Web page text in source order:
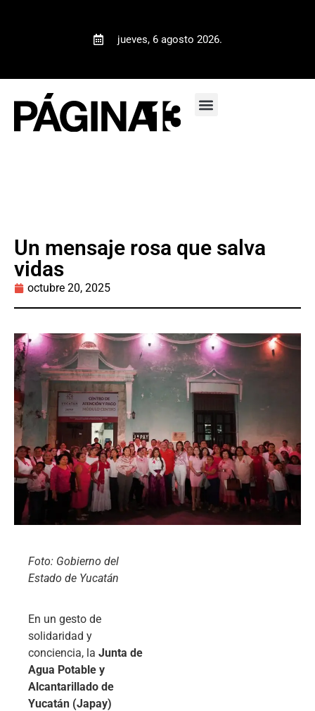
jueves, 6 agosto 2026.
Un mensaje rosa que salva
vidas
octubre 20, 2025
Foto: Gobierno del
Estado de Yucatán
En un gesto de
solidaridad y
conciencia, la Junta de
Agua Potable y
Alcantarillado de
Yucatán (Japay)